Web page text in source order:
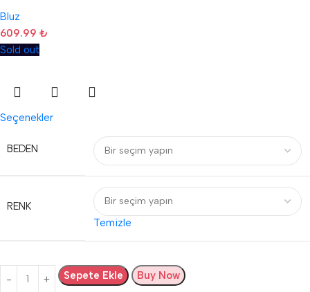
Bluz
609.99 ₺
Sold out
Seçenekler
BEDEN
RENK
Temizle
Sepete Ekle Buy Now